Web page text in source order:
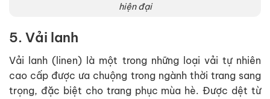
hiện đại
5. Vải lanh
Vải lanh (linen) là một trong những loại vải tự nhiên
cao cấp được ưa chuộng trong ngành thời trang sang
trọng, đặc biệt cho trang phục mùa hè. Được dệt từ